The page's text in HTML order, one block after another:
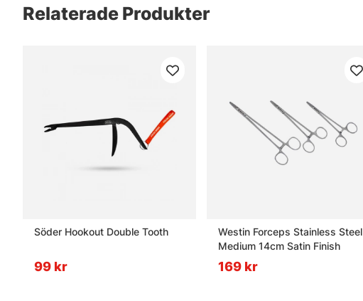
Relaterade Produkter
Söder Hookout Double Tooth
99 kr
Westin Forceps Stainless Steel
Medium 14cm Satin Finish
169 kr